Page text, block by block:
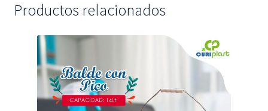
Productos relacionados